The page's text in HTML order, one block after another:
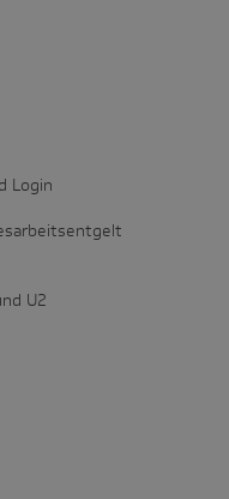
Login
U2